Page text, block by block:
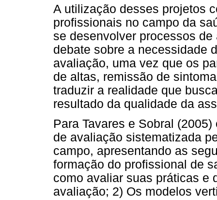
A utilização desses projetos
profissionais no campo da
se desenvolver processos
debate sobre a necessidade
avaliação, uma vez que os
de altas, remissão de
traduzir a realidade que
resultado da qualidade da
Para Tavares e Sobral
de avaliação sistematizada
campo, apresentando as
formação do profissional de
como avaliar suas práticas e
avaliação; 2) Os modelos